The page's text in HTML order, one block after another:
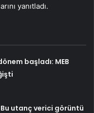
yanıtladı.
başladı: MEB
Bu utanç verici görüntü